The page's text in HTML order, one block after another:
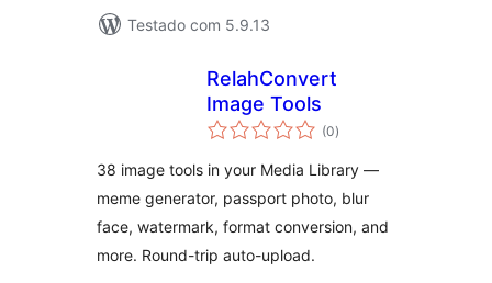
Testado com 5.9.13
RelahConvert
Image Tools
(0avaliações
totais
)
38 image tools in your Media Library —
meme generator, passport photo, blur
face, watermark, format conversion, and
more. Round-trip auto-upload.